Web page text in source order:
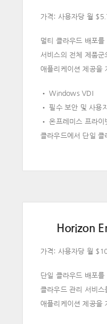
가격: 사용자당 월
멀티 클라우드 배포를
서비스의 전체 제품
애플리케이션 제공을
• Windows VDI
• 필수 보안 및 사용
• 온프레미스 프라
클라우드에서 단일 클
Horizon
가격: 사용자당 월
단일 클라우드 배포를
클라우드 관리 서비
애플리케이션 제공을